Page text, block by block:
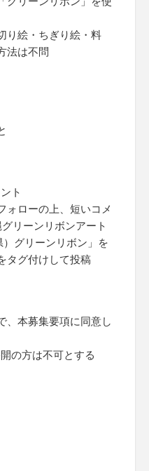
り絵・ちぎり絵・料
法は不問
ト
ォローの上、短いコメ
リーンリボンアート
グリーンリボン」を
タグ付けして投稿
、本募集要項に同意し
の方は不可とする